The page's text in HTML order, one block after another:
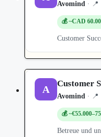
Avomind · 📍
💰 ~CAD
Customer
A Customer
Avomind ·
💰
Betreue und